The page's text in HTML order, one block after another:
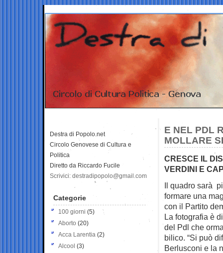
E NEL PDL
MOLLARE
CRESCE IL
VERDINI E
Il quadro sarà
formare una
con il Partito
La fotografia è
del Pdl che
bilico. “Si può
Berlusconi e la
Destra di Popolo.net
Circolo Genovese di Cultura e
Politica
Diretto da Riccardo Fucile
Scrivici: destradipopolo@gmail.com
Categorie
100 giorni (5)
Aborto (20)
Acca Larentia (2)
Alcool (3)